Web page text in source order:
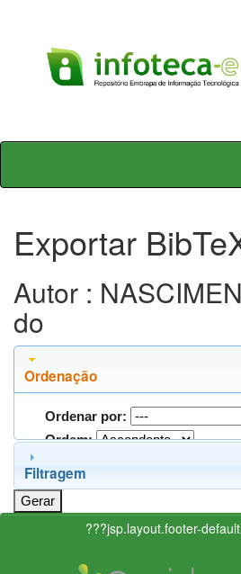
Skip
Exportar
Autor :
do
Ordenação
Ordenar por:
Ordem:
Filtragem
???jsp.layout.footer-